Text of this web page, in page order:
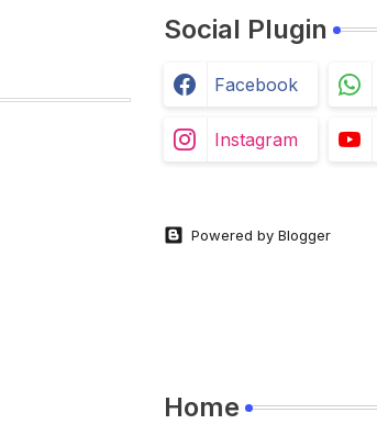
Social Plugin
Facebook
Instagram
Powered by Blogger
Home